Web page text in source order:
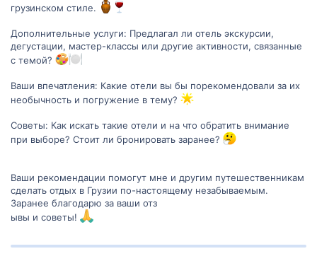
грузинском стиле.
Дополнительные услуги: Предлагал ли отель экскурсии,
дегустации, мастер-классы или другие активности, связанные
с темой?
Ваши впечатления: Какие отели вы бы порекомендовали за их
необычность и погружение в тему?
Советы: Как искать такие отели и на что обратить внимание
при выборе? Стоит ли бронировать заранее?
Ваши рекомендации помогут мне и другим путешественникам
сделать отдых в Грузии по-настоящему незабываемым.
Заранее благодарю за ваши отз
ывы и советы!